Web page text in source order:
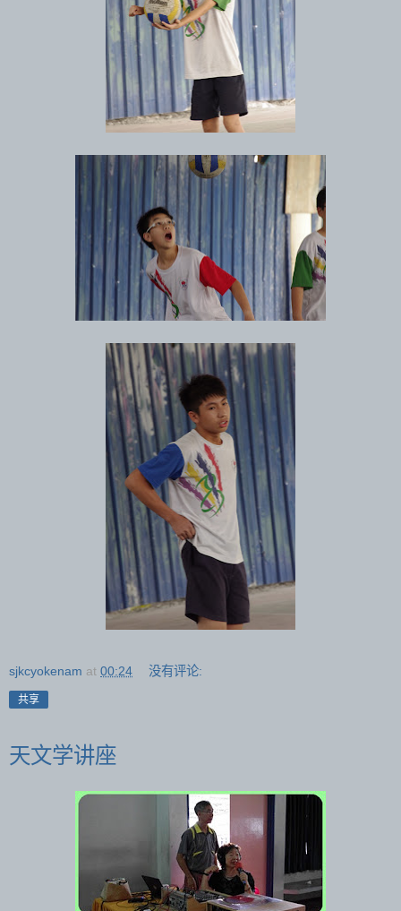
sjkcyokenam at 00:24 没有评论:
共享
天文学讲座